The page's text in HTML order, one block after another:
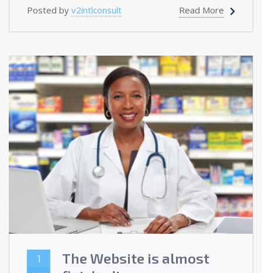
Posted by v2intlconsult Read More
1
The Website is almost